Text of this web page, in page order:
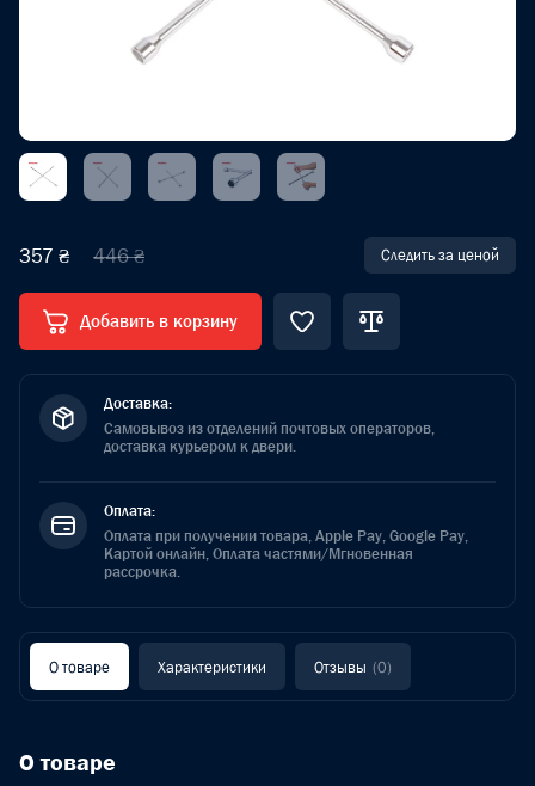
357 ₴ 446 ₴ Следить за ценой
Добавить в корзину
Доставка:
Самовывоз из отделений почтовых операторов,
доставка курьером к двери.
Оплата:
Оплата при получении товара, Apple Pay, Google Pay,
Картой онлайн, Оплата частями/Мгновенная
рассрочка.
О товаре Характеристики Отзывы (0)
О товаре